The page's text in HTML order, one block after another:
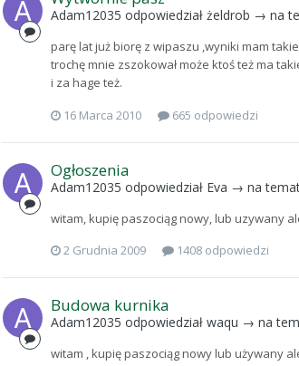
Adam12035 odpowiedział żeldrob → na
parę lat już biorę z wipaszu ,wyniki mam
trochę mnie zszokował może ktoś też ma
i za hage też.
16 Marca 2010
665 odpowiedzi
Ogłoszenia
Adam12035 odpowiedział Eva → na
witam, kupię paszociąg nowy, lub uzywany
2 Grudnia 2009
1408 odpowiedzi
Budowa kurnika
Adam12035 odpowiedział waqu → na
witam , kupię paszociąg nowy lub używany